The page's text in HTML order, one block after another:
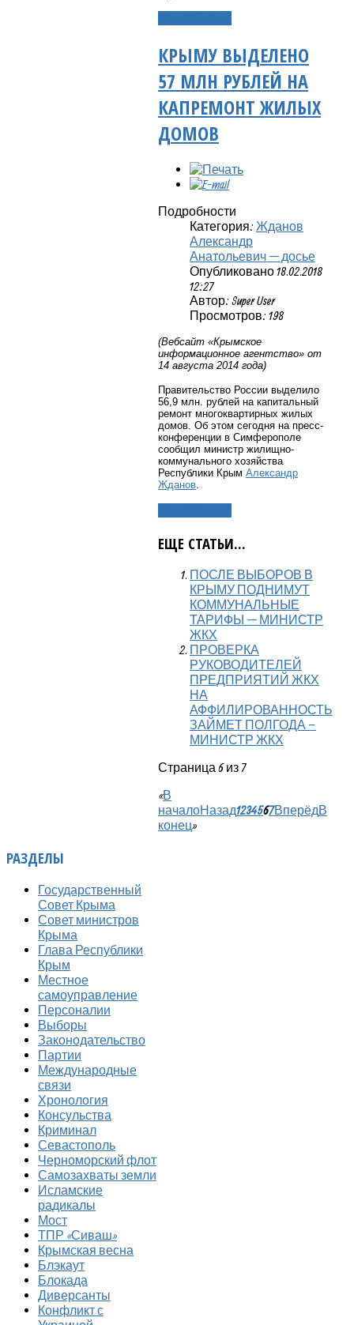
КРЫМУ ВЫДЕЛЕНО
57 МЛН РУБЛЕЙ НА
КАПРЕМОНТ ЖИЛЫХ
ДОМОВ
Подробности
Категория: Жданов
Александр
Анатольевич — досье
Опубликовано 18.02.2018
12:27
Автор: Super User
Просмотров: 198
(Вебсайт «Крымское
информационное агентство» от
14 августа 2014 года)
Правительство России выделило
56,9 млн. рублей на капитальный
ремонт многоквартирных жилых
домов. Об этом сегодня на пресс-
конференции в Симферополе
сообщил министр жилищно-
коммунального хозяйства
Республики Крым Александр
Жданов
ЕЩЕ СТАТЬИ...
ПОСЛЕ ВЫБОРОВ В
КРЫМУ ПОДНИМУТ
КОММУНАЛЬНЫЕ
ТАРИФЫ — МИНИСТР
ЖКХ
ПРОВЕРКА
РУКОВОДИТЕЛЕЙ
ПРЕДПРИЯТИЙ ЖКХ
НА
АФФИЛИРОВАННОСТЬ
ЗАЙМЕТ ПОЛГОДА –
МИНИСТР ЖКХ
Страница 6 из 7
«В
началоНазад1234567ВперёдВ
конец»
РАЗДЕЛЫ
Государственный
Совет Крыма
Совет министров
Крыма
Глава Республики
Крым
Местное
самоуправление
Персоналии
Выборы
Законодательство
Партии
Международные
связи
Хронология
Консульства
Криминал
Севастополь
Черноморский флот
Самозахваты земли
Исламские
радикалы
Мост
ТПР «Сиваш»
Крымская весна
Блэкаут
Блокада
Диверсанты
Конфликт с